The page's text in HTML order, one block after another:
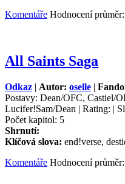
Komentáře Hodnocení
All Saints Saga
Odkaz | Autor: oselle |
Postavy: Dean/OFC, Castiel/
Lucifer!Sam/Dean | Rating: |
Počet kapitol: 5
Shrnutí:
Klíčová slova: end!verse,
Komentáře Hodnocení